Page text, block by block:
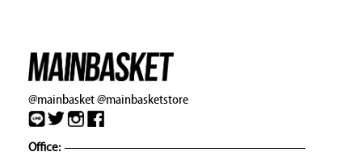
@mainbasket@mainbasketstore
Office: